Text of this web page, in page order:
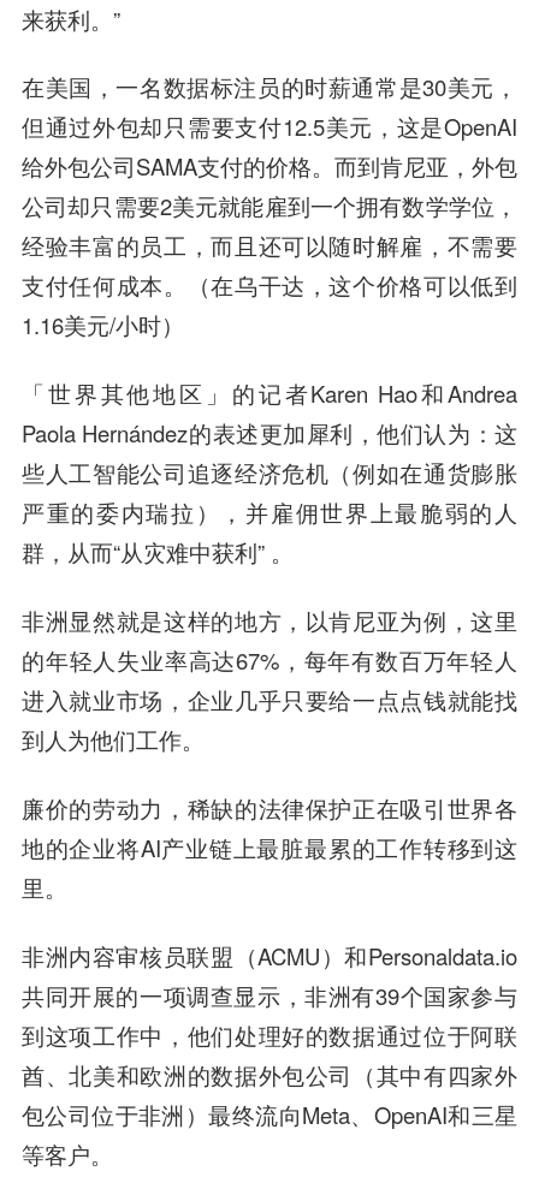
来获利。”
在美国，一名数据标注员的时薪通常是30美元，
但通过外包却只需要支付12.5美元，这是OpenAI
给外包公司SAMA支付的价格。而到肯尼亚，外包
公司却只需要2美元就能雇到一个拥有数学学位，
经验丰富的员工，而且还可以随时解雇，不需要
支付任何成本。（在乌干达，这个价格可以低到
1.16美元/小时）
「世界其他地区」的记者Karen Hao和Andrea
Paola Hernández的表述更加犀利，他们认为：这
些人工智能公司追逐经济危机（例如在通货膨胀
严重的委内瑞拉），并雇佣世界上最脆弱的人
群，从而“从灾难中获利” 。
非洲显然就是这样的地方，以肯尼亚为例，这里
的年轻人失业率高达67%，每年有数百万年轻人
进入就业市场，企业几乎只要给一点点钱就能找
到人为他们工作。
廉价的劳动力，稀缺的法律保护正在吸引世界各
地的企业将AI产业链上最脏最累的工作转移到这
里。
非洲内容审核员联盟（ACMU）和Personaldata.io
共同开展的一项调查显示，非洲有39个国家参与
到这项工作中，他们处理好的数据通过位于阿联
酋、北美和欧洲的数据外包公司（其中有四家外
包公司位于非洲）最终流向Meta、OpenAI和三星
等客户。